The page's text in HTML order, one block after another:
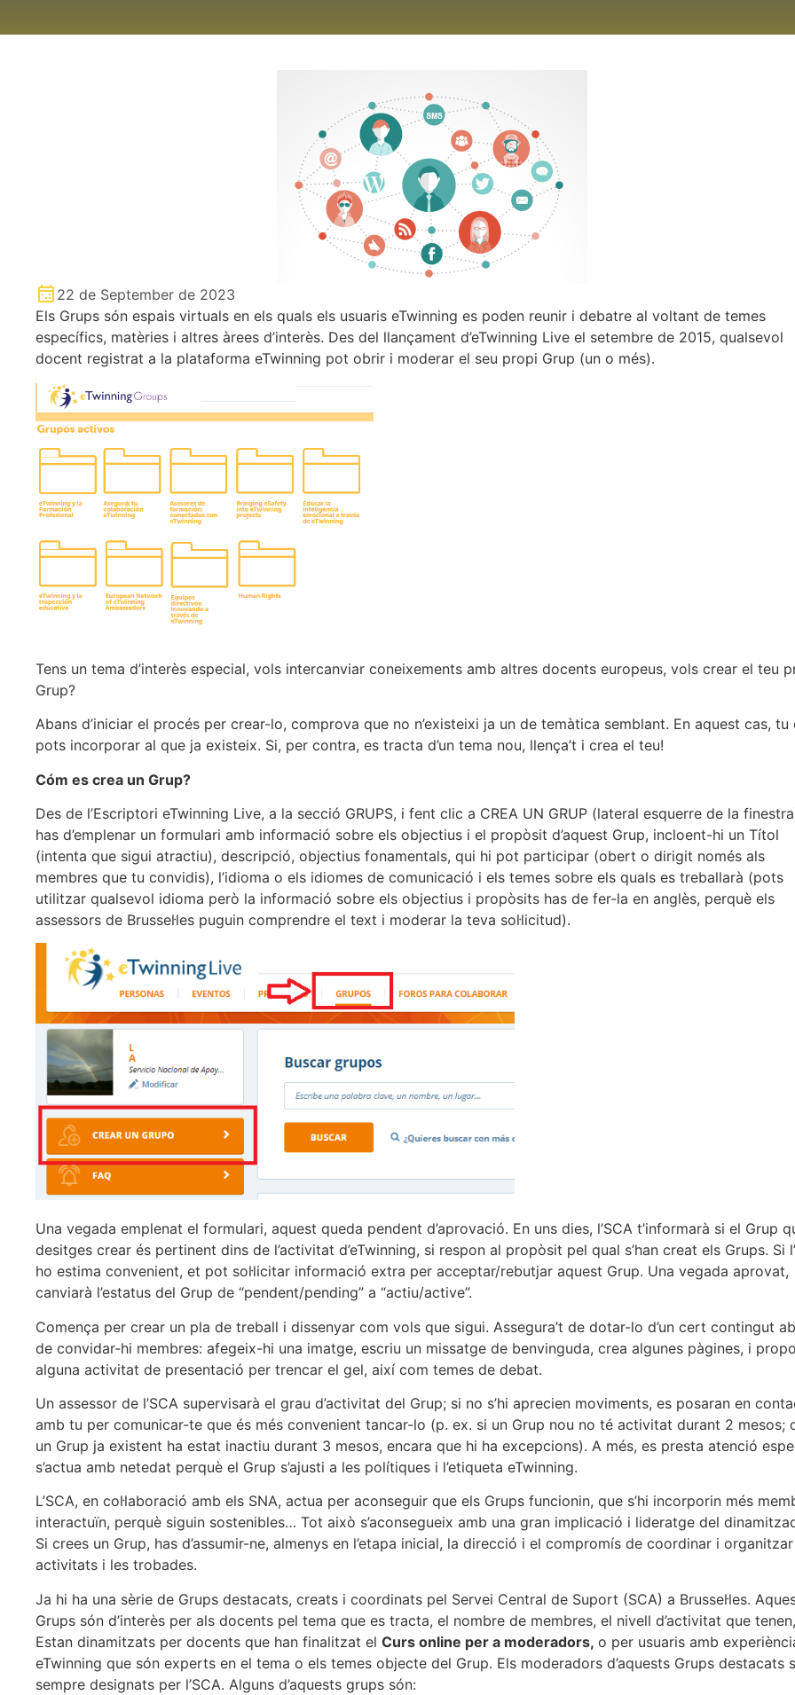
22 de September de 2023
Els Grups són espais virtuals en els quals els usuaris eTwinning es poden reunir i debatre al voltant de temes
específics, matèries i altres àrees d’interès. Des del llançament d’eTwinning Live el setembre de 2015, qualsevol
docent registrat a la plataforma eTwinning pot obrir i moderar el seu propi Grup (un o més).
Tens un tema d’interès especial, vols intercanviar coneixements amb altres docents europeus, vols crear el teu
Grup?
Abans d’iniciar el procés per crear-lo, comprova que no n’existeixi ja un de temàtica semblant. En aquest cas, tu
pots incorporar al que ja existeix. Si, per contra, es tracta d’un tema nou, llença’t i crea el teu!
Cóm es crea un Grup?
Des de l’Escriptori eTwinning Live, a la secció GRUPS, i fent clic a CREA UN GRUP (lateral esquerre de la
has d’emplenar un formulari amb informació sobre els objectius i el propòsit d’aquest Grup, incloent-hi un Títol
(intenta que sigui atractiu), descripció, objectius fonamentals, qui hi pot participar (obert o dirigit només als
membres que tu convidis), l’idioma o els idiomes de comunicació i els temes sobre els quals es treballarà (pots
utilitzar qualsevol idioma però la informació sobre els objectius i propòsits has de fer-la en anglès, perquè els
assessors de Brussel·les puguin comprendre el text i moderar la teva sol·licitud).
Una vegada emplenat el formulari, aquest queda pendent d’aprovació. En uns dies, l’SCA t’informarà si el Grup
desitges crear és pertinent dins de l’activitat d’eTwinning, si respon al propòsit pel qual s’han creat els Grups. Si
ho estima convenient, et pot sol·licitar informació extra per acceptar/rebutjar aquest Grup. Una vegada aprovat,
canviarà l’estatus del Grup de “pendent/pending” a “actiu/active”.
Comença per crear un pla de treball i dissenyar com vols que sigui. Assegura’t de dotar-lo d’un cert contingut
de convidar-hi membres: afegeix-hi una imatge, escriu un missatge de benvinguda, crea algunes pàgines, i
alguna activitat de presentació per trencar el gel, així com temes de debat.
Un assessor de l’SCA supervisarà el grau d’activitat del Grup; si no s’hi aprecien moviments, es posaran en
amb tu per comunicar-te que és més convenient tancar-lo (p. ex. si un Grup nou no té activitat durant 2 mesos;
un Grup ja existent ha estat inactiu durant 3 mesos, encara que hi ha excepcions). A més, es presta atenció
s’actua amb netedat perquè el Grup s’ajusti a les polítiques i l’etiqueta eTwinning.
L’SCA, en col·laboració amb els SNA, actua per aconseguir que els Grups funcionin, que s’hi incorporin més
interactuïn, perquè siguin sostenibles… Tot això s’aconsegueix amb una gran implicació i lideratge del
Si crees un Grup, has d’assumir-ne, almenys en l’etapa inicial, la direcció i el compromís de coordinar i
activitats i les trobades.
Ja hi ha una sèrie de Grups destacats, creats i coordinats pel Servei Central de Suport (SCA) a Brussel·les.
Grups són d’interès per als docents pel tema que es tracta, el nombre de membres, el nivell d’activitat que
Estan dinamitzats per docents que han finalitzat el Curs online per a moderadors, o per usuaris amb
eTwinning que són experts en el tema o els temes objecte del Grup. Els moderadors d’aquests Grups destacats
sempre designats per l’SCA. Alguns d’aquests grups són: